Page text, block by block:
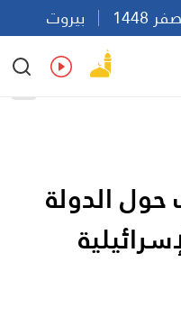
بيروت
Ar
حول الدولة